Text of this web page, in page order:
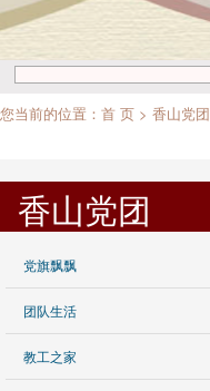
您当前的位置： 首 页 > 香山党团
香山党团
党旗飘飘
团队生活
教工之家